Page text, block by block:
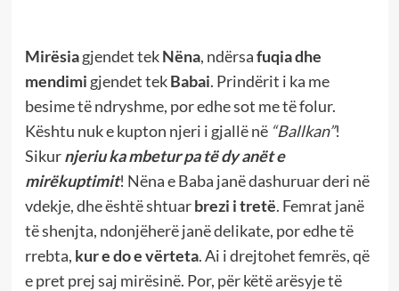
Mirësiagjendet tekNëna, ndërsafuqia dhe
mendimi gjendet tekBabai. Prindërit i ka me
besime të ndryshme, por edhe sot me të folur.
Kështu nuk e kupton njeri i gjallë në “Ballkan”!
Sikurnjeriu ka mbetur pa të dy anët e
mirëkuptimit! Nëna e Baba janë dashuruar deri në
vdekje, dhe është shtuarbrezi i tretë. Femrat janë
të shenjta, ndonjëherë janë delikate, por edhe të
rrebta, kur e do e vërteta. Ai i drejtohet femrës, që
e pret prej saj mirësinë. Por, për këtë arësyje të